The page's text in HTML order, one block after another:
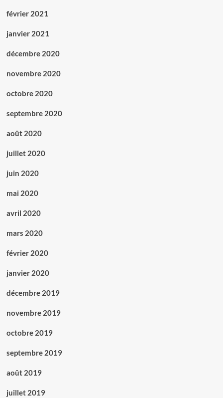
février 2021
janvier 2021
décembre 2020
novembre 2020
octobre 2020
septembre 2020
août 2020
juillet 2020
juin 2020
mai 2020
avril 2020
mars 2020
février 2020
janvier 2020
décembre 2019
novembre 2019
octobre 2019
septembre 2019
août 2019
juillet 2019